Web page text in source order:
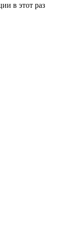
в этот раз